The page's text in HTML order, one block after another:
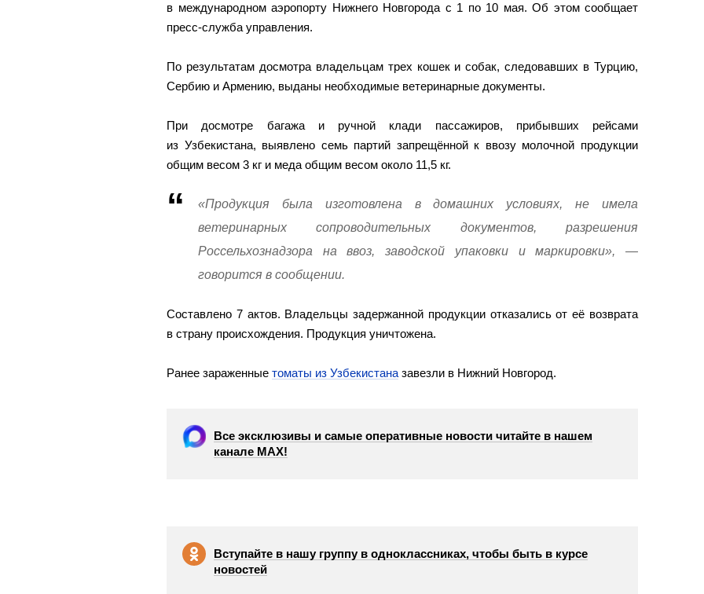
в международном аэропорту Нижнего Новгорода с 1 по 10 мая. Об этом сообщает
пресс-служба управления.
По результатам досмотра владельцам трех кошек и собак, следовавших в Турцию,
Сербию и Армению, выданы необходимые ветеринарные документы.
При досмотре багажа и ручной клади пассажиров, прибывших рейсами
из Узбекистана, выявлено семь партий запрещённой к ввозу молочной продукции
общим весом 3 кг и меда общим весом около 11,5 кг.
«Продукция была изготовлена в домашних условиях, не имела
ветеринарных сопроводительных документов, разрешения
Россельхознадзора на ввоз, заводской упаковки и маркировки», —
говорится в сообщении.
Составлено 7 актов. Владельцы задержанной продукции отказались от её возврата
в страну происхождения. Продукция уничтожена.
Ранее зараженные томаты из Узбекистана завезли в Нижний Новгород.
Все эксклюзивы и самые оперативные новости читайте в нашем
канале МАХ!
Вступайте в нашу группу в одноклассниках, чтобы быть в курсе
новостей